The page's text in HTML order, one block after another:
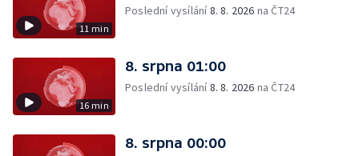
11 min
Poslední vysílání8. 8. 2026 na ČT24
16 min
8. srpna 01:00
Poslední vysílání8. 8. 2026 na ČT24
8. srpna 00:00